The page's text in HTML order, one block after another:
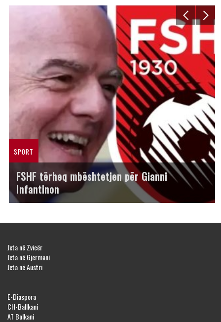
SPORT
FSHF tërheq mbështetjen për Gianni
Infantinon
Jeta në Zvicër
Jeta në Gjermani
Jeta në Austri
E-Diaspora
CH-Ballkani
AT Balkani